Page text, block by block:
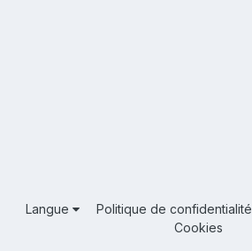
Langue Politique de confidentialité
Cookies